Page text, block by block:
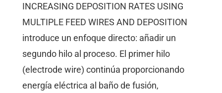
INCREASING DEPOSITION RATES USING
MULTIPLE FEED WIRES AND DEPOSITION
introduce un enfoque directo: añadir un
segundo hilo al proceso. El primer hilo
(electrode wire) continúa proporcionando
energía eléctrica al baño de fusión,